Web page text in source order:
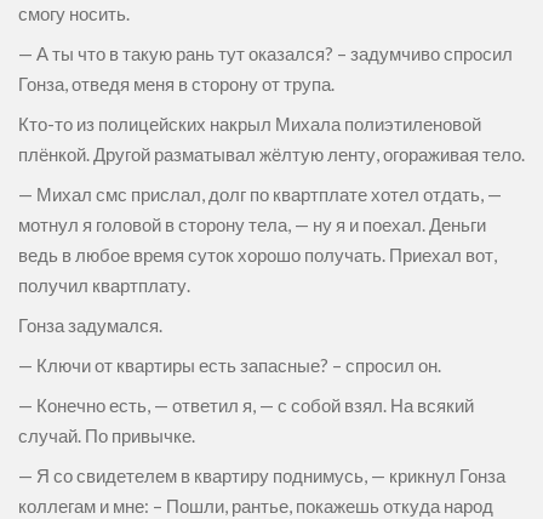
смогу носить.
— А ты что в такую рань тут оказался? – задумчиво спросил
Гонза, отведя меня в сторону от трупа.
Кто-то из полицейских накрыл Михала полиэтиленовой
плёнкой. Другой разматывал жёлтую ленту, огораживая тело.
— Михал смс прислал, долг по квартплате хотел отдать, —
мотнул я головой в сторону тела, — ну я и поехал. Деньги
ведь в любое время суток хорошо получать. Приехал вот,
получил квартплату.
Гонза задумался.
— Ключи от квартиры есть запасные? – спросил он.
— Конечно есть, — ответил я, — с собой взял. На всякий
случай. По привычке.
— Я со свидетелем в квартиру поднимусь, — крикнул Гонза
коллегам и мне: – Пошли, рантье, покажешь откуда народ